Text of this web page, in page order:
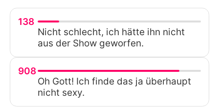
138
Nicht schlecht, ich hätte ihn nicht
aus der Show geworfen.
908
Oh Gott! Ich finde das ja überhaupt
nicht sexy.